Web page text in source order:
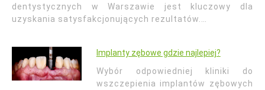
dentystycznych w Warszawie jest kluczowy dla
uzyskania satysfakcjonujących rezultatów.…
Implanty zębowe gdzie najlepiej?
Wybór odpowiedniej kliniki do
wszczepienia implantów zębowych